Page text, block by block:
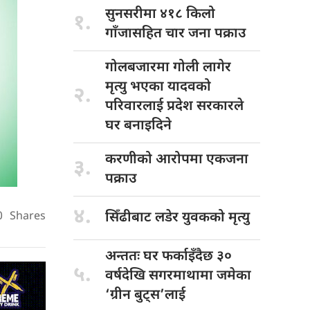
Shares
१. सुनसरीमा ४१८ किलो
गाँजासहित चार जना पक्राउ
२.
गोलबजारमा गोलीलागेर
मृत्यु भएका यादवको
परिवारलाई प्रदेश सरकारले
घर बनाइदिने
३. करणीको आरोपमाएकजना
पक्राउ
४. सिँढीबाट लडेरयुवकको मृत्यु
५.
अन्ततः घरफर्काइँदैछ ३०
वर्षदेखि सगरमाथामा जमेका
‘ग्रीन बुट्स’लाई